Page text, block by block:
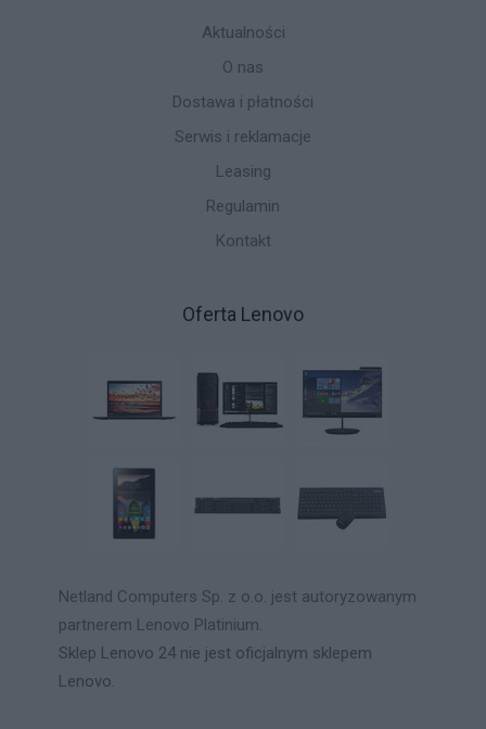
Aktualności
O nas
Dostawa i płatności
Serwis i reklamacje
Leasing
Regulamin
Kontakt
Oferta Lenovo
Netland Computers Sp. z o.o. jest autoryzowanym
partnerem Lenovo Platinium.
Sklep Lenovo 24 nie jest oficjalnym sklepem
Lenovo.